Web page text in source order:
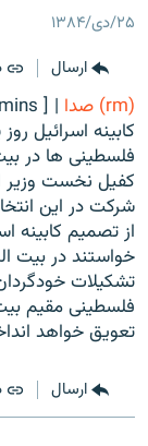
صفحه
گزارش‌های تصویری
گزارش‌های
زنان فردا
English
به ما بپیوندید
زبان‌های دیگر
۲۵/دی/۱۳۸۴
ارسال
(rm) صدا |
]
کابینه اسرائیل
فلسطینی ها در
کفیل نخست وزیر
شرکت در این
از تصمیم کابینه
خواستند در بیت
تشکیلات
فلسطینی مقیم
تعویق خواهد
ارسال